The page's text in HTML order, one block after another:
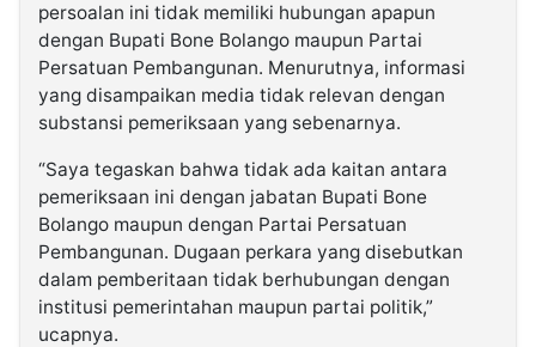
persoalan ini tidak memiliki hubungan apapun
dengan Bupati Bone Bolango maupun Partai
Persatuan Pembangunan. Menurutnya, informasi
yang disampaikan media tidak relevan dengan
substansi pemeriksaan yang sebenarnya.
“Saya tegaskan bahwa tidak ada kaitan antara
pemeriksaan ini dengan jabatan Bupati Bone
Bolango maupun dengan Partai Persatuan
Pembangunan. Dugaan perkara yang disebutkan
dalam pemberitaan tidak berhubungan dengan
institusi pemerintahan maupun partai politik,”
ucapnya.